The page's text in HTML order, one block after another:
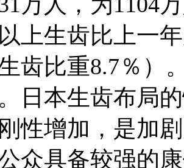
上生齿比上一
齿比重8.7％）
日本生齿布局
性增加，是加
众具备较强的